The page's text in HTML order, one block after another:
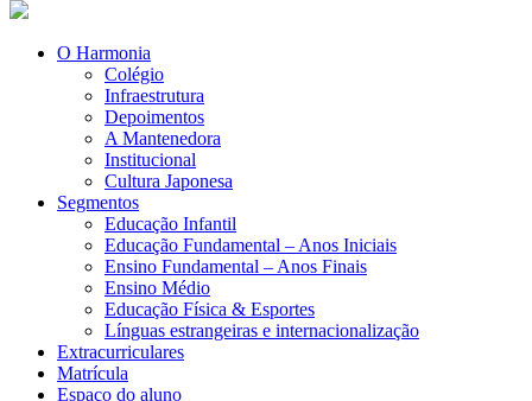
O Harmonia
Colégio
Infraestrutura
Depoimentos
A Mantenedora
Institucional
Cultura Japonesa
Segmentos
Educação Infantil
Educação Fundamental – Anos Iniciais
Ensino Fundamental – Anos Finais
Ensino Médio
Educação Física & Esportes
Línguas estrangeiras e internacionalização
Extracurriculares
Matrícula
Espaço do aluno